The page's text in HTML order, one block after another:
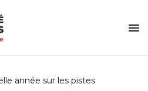
année sur les pistes